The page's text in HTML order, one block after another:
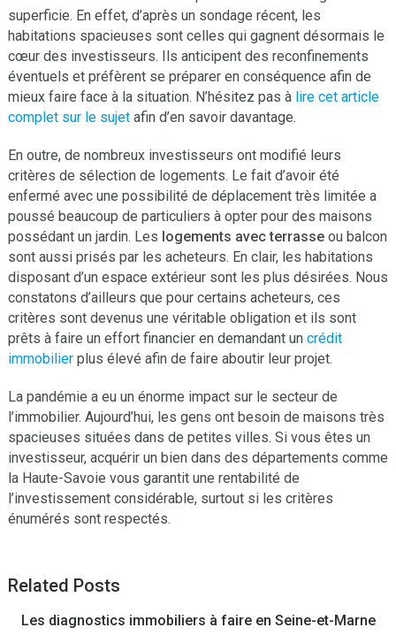
superficie. En effet, d’après un sondage récent, les
habitations spacieuses sont celles qui gagnent désormais le
cœur des investisseurs. Ils anticipent des reconfinements
éventuels et préfèrent se préparer en conséquence afin de
mieux faire face à la situation. N’hésitez pas à lire cet article
complet sur le sujetafin d’en savoir davantage.
En outre, de nombreux investisseurs ont modifié leurs
critères de sélection de logements. Le fait d’avoir été
enfermé avec une possibilité de déplacement très limitée a
poussé beaucoup de particuliers à opter pour des maisons
possédant un jardin. Les logements avec terrasseou balcon
sont aussi prisés par les acheteurs. En clair, les habitations
disposant d’un espace extérieur sont les plus désirées. Nous
constatons d’ailleurs que pour certains acheteurs, ces
critères sont devenus une véritable obligation et ils sont
prêts à faire un effort financier en demandant un crédit
immobilierplus élevé afin de faire aboutir leur projet.
La pandémie a eu un énorme impact sur le secteur de
l’immobilier. Aujourd’hui, les gens ont besoin de maisons très
spacieuses situées dans de petites villes. Si vous êtes un
investisseur, acquérir un bien dans des départements comme
la Haute-Savoie vous garantit une rentabilité de
l’investissement considérable, surtout si les critères
énumérés sont respectés.
Related Posts
Les diagnostics immobiliers à faire en Seine-et-Marne